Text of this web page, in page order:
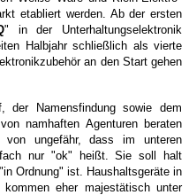
etabliert werden. Ab der ersten
" in der Unterhaltungselektronik
Halbjahr schließlich als vierte
an den Start gehen
der Namensfindung sowie dem
namhaften Agenturen beraten
ungefähr, dass im unteren
nur "ok" heißt. Sie soll halt
Ordnung" ist. Haushaltsgeräte in
eher majestätisch unter